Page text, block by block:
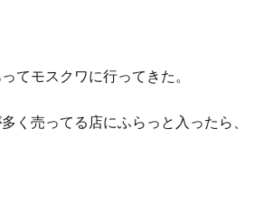
てモスクワに行ってきた。
く売ってる店にふらっと入ったら、